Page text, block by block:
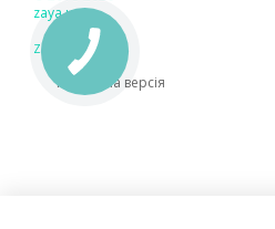
zaya.ua
ZAYA GLOBAL
Мобільна версія